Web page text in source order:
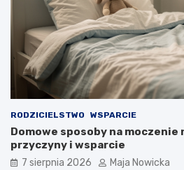
RODZICIELSTWO WSPARCIE
Domowe sposoby na moczenie
przyczyny i wsparcie
7 sierpnia 2026 Maja Nowicka